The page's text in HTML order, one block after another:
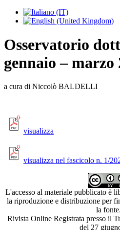
Osservatorio
gennaio – marzo
a cura di Niccolò BALDELLI
visualizza
visualizza nel fascicolo n. 1/
L'accesso al materiale pubblicato è
la riproduzione e distribuzione per
la fonte.
Rivista Online Registrata presso il
del 27